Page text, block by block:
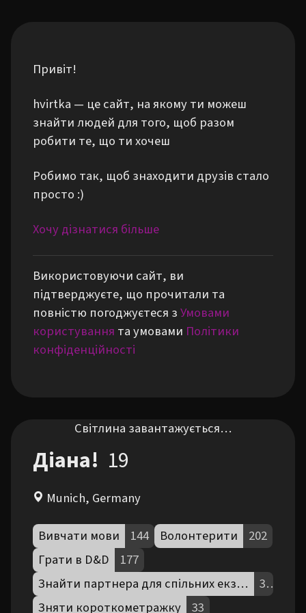
Привіт!
hvirtka — це сайт, на якому ти можеш
знайти людей для того, щоб разом
робити те, що ти хочеш
Робимо так, щоб знаходити друзів стало
просто :)
Хочу дізнатися більше
Використовуючи сайт, ви
підтверджуєте, що прочитали та
повністю погоджуєтеся зУмовами
користування та умовами Політики
конфіденційності
Світлина завантажується…
Діана! 19
Munich, Germany
Вивчати мови 144 Волонтерити
202
Грати в D&D
177
Знайти партнера для спільних екзистенційних роздумів
39
Зняти короткометражку
33